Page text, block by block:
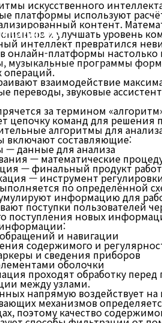
이에이디
искусственного
платформы используют
контент.
и улучшать уровень
интеллект превратился
онлайн-платформы настолько
музыкальные программы
операций.
взаимодействие
переводы, звуковые
за термином
цепочку команд для
алгоритмы для
включают составляющие:
— данные для анализа
— математические
— финальный продукт
— инструмент
по определённой
информацию для
поступки пользователей
поступления новых
и навигации
содержимого и
и сведения приборов
оболочки
проходят обработку
между узлами.
напрямую воздействует на
механизмов
поэтому качество